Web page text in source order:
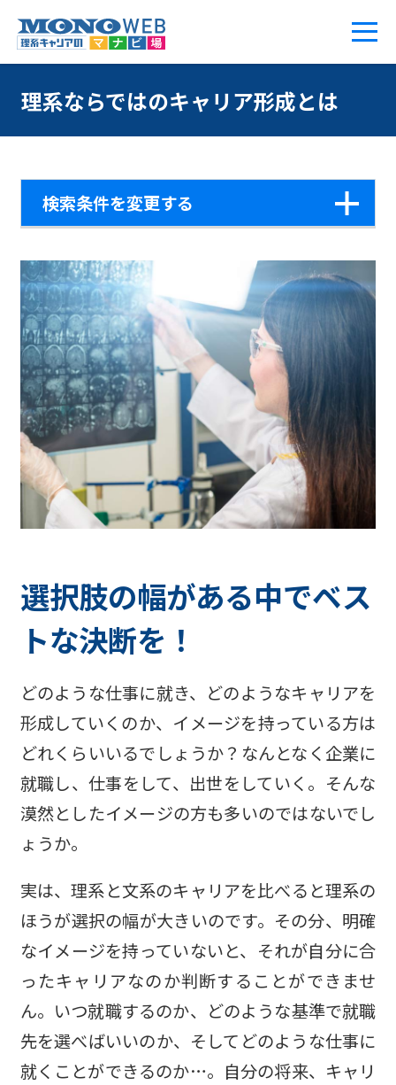
理系ならではのキャリア形成とは
検索条件を変更する
選択肢の幅がある中でベス
トな決断を！
どのような仕事に就き、どのようなキャリアを
形成していくのか、イメージを持っている方は
どれくらいいるでしょうか？なんとなく企業に
就職し、仕事をして、出世をしていく。そんな
漠然としたイメージの方も多いのではないでし
ょうか。
実は、理系と文系のキャリアを比べると理系の
ほうが選択の幅が大きいのです。その分、明確
なイメージを持っていないと、それが自分に合
ったキャリアなのか判断することができませ
ん。いつ就職するのか、どのような基準で就職
先を選べばいいのか、そしてどのような仕事に
就くことができるのか…。自分の将来、キャリ